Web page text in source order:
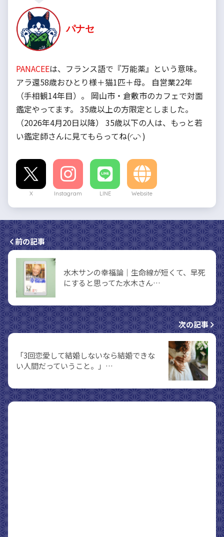
パナセ
PANACEEは、フランス語で『万能薬』という意味。
アラ還58歳おひとり様＋猫1匹＋母。 自営業22年
（手相観14年目）。 岡山市・倉敷市のカフェで対面
鑑定やってます。 35歳以上の方限定としました。
（2026年4月20日以降） 35歳以下の人は、もっと若
い鑑定師さんに見てもらってね(◜ᴗ◝ )
X Instagram LINE Website
前の記事
水木サンの幸福論｜生命線が短くて、早死
にすると思ってた水木さん…
次の記事
「3回恋愛して結婚しないなら結婚できな
い人間だっていうこと。」…